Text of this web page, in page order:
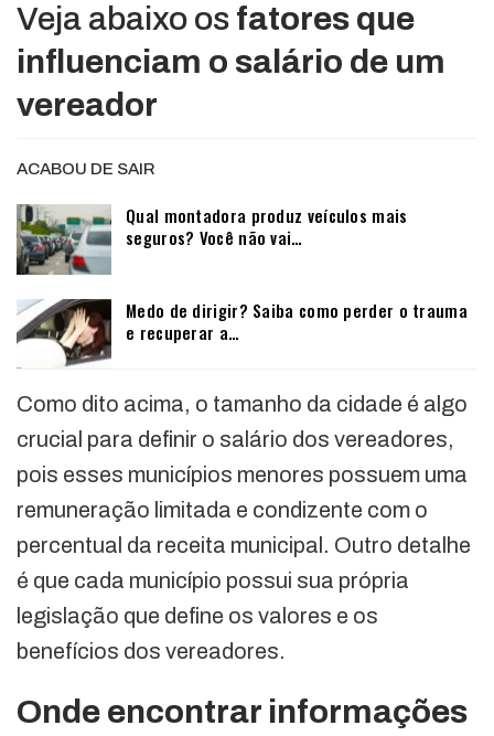
Veja abaixo os fatores que
influenciam o salário de um
vereador
ACABOU DE SAIR
Qual montadora produz veículos mais
seguros? Você não vai…
Medo de dirigir? Saiba como perder o trauma
e recuperar a…
Como dito acima, o tamanho da cidade é algo
crucial para definir o salário dos vereadores,
pois esses municípios menores possuem uma
remuneração limitada e condizente com o
percentual da receita municipal. Outro detalhe
é que cada município possui sua própria
legislação que define os valores e os
benefícios dos vereadores.
Onde encontrar informações